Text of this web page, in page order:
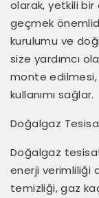
olarak, yetkili
geçmek
kurulumu ve
size yardımcı
monte
kullanımı sağlar.
Doğalgaz
Doğalgaz
enerji verimliliği
temizliği, gaz